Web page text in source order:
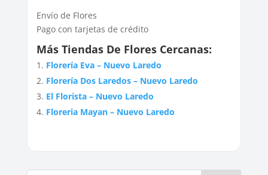
Envío de Flores
Pago con tarjetas de crédito
Más Tiendas De Flores Cercanas:
Florería Eva – Nuevo Laredo
Florería Dos Laredos – Nuevo Laredo
El Florista – Nuevo Laredo
Floreria Mayan – Nuevo Laredo